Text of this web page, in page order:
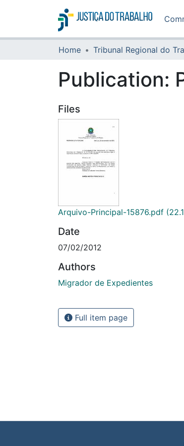
Home
Publication:
Files
Arquivo-Principal-15876.pdf
Date
07/02/2012
Authors
Migrador de Expedientes
Full item page